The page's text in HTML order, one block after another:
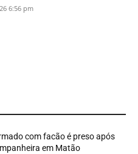
6:56 pm
com facão é preso após
em Matão